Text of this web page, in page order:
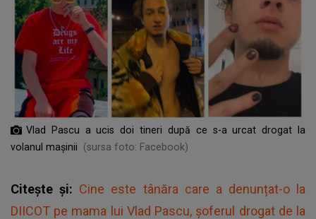
Vlad Pascu a ucis doi tineri după ce s-a urcat drogat la
volanul mașinii
(sursa foto: Facebook)
Citește și: Cine este tânăra care a denunțat-o la
DIICOT pe mama lui Vlad Pascu, șoferul drogat de la